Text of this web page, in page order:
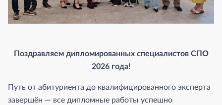
Поздравляем дипломированных специалистов СПО
2026 года!
Путь от абитуриента до квалифицированного эксперта
завершён — все дипломные работы успешно